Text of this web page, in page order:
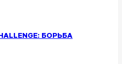
БОРЬБА